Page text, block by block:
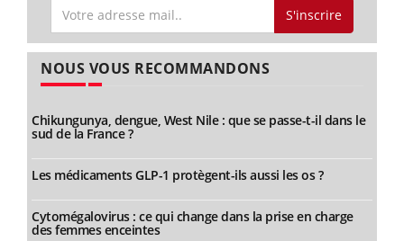
S'inscrire
NOUS VOUS RECOMMANDONS
Chikungunya, dengue, West Nile : que se passe-t-il dans le
sud de la France ?
Les médicaments GLP-1 protègent-ils aussi les os ?
Cytomégalovirus : ce qui change dans la prise en charge
des femmes enceintes